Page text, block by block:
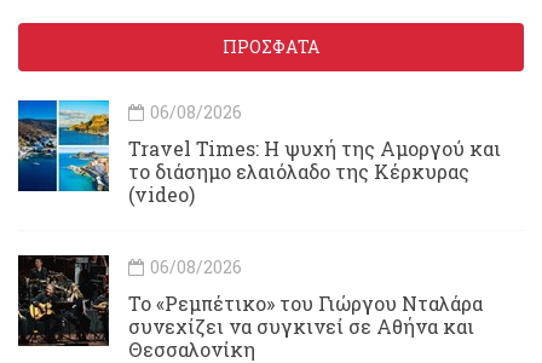
ΠΡΟΣΦΑΤΑ
06/08/2026
Travel Times: H ψυχή της Αμοργού και
το διάσημο ελαιόλαδο της Κέρκυρας
(video)
06/08/2026
Το «Ρεμπέτικο» του Γιώργου Νταλάρα
συνεχίζει να συγκινεί σε Αθήνα και
Θεσσαλονίκη